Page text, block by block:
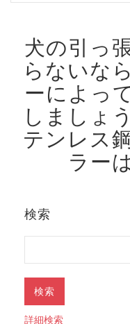
犬の引っ
らないな
ーによっ
しましょ
テンレス
ラー
検索
詳細検索